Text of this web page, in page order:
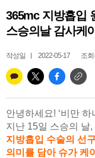
365mc 지방흡입
스승의날 감사케
작성일 2022-05-17 조
안녕하세요! ‘비만 하
지난 15일 스승의 날,
지방흡입 수술의 선
의미를 담아 슈가 케